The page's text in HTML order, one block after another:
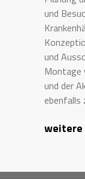
und
und
Montage
und der
ebenfalls